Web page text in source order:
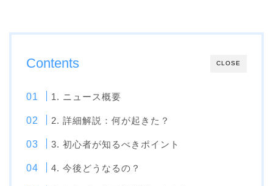
CLOSE
Contents
1. ニュース概要
2. 詳細解説：何が起きた？
3. 初心者が知るべきポイント
4. 今後どうなるの？